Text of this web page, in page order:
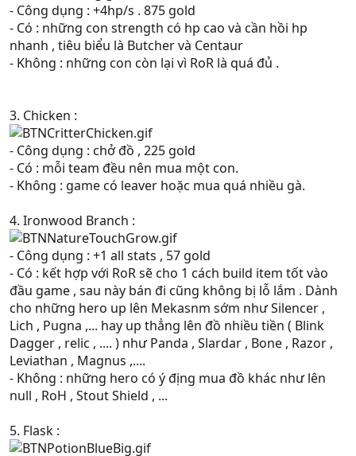
- Công dụng : +4hp/s . 875 gold
- Có : những con strength có hp cao và cần hồi hp
nhanh , tiêu biểu là Butcher và Centaur
- Không : những con còn lại vì RoR là quá đủ .
3. Chicken :
- Công dụng : chở đồ , 225 gold
- Có : mỗi team đều nên mua một con.
- Không : game có leaver hoặc mua quá nhiều gà.
4. Ironwood Branch :
- Công dụng : +1 all stats , 57 gold
- Có : kết hợp với RoR sẽ cho 1 cách build item tốt vào
đầu game , sau này bán đi cũng không bị lỗ lắm . Dành
cho những hero up lên Mekasnm sớm như Silencer ,
Lich , Pugna ,... hay up thẳng lên đồ nhiều tiền ( Blink
Dagger , relic , .... ) như Panda , Slardar , Bone , Razor ,
Leviathan , Magnus ,....
- Không : những hero có ý địng mua đồ khác như lên
null , RoH , Stout Shield , ...
5. Flask :